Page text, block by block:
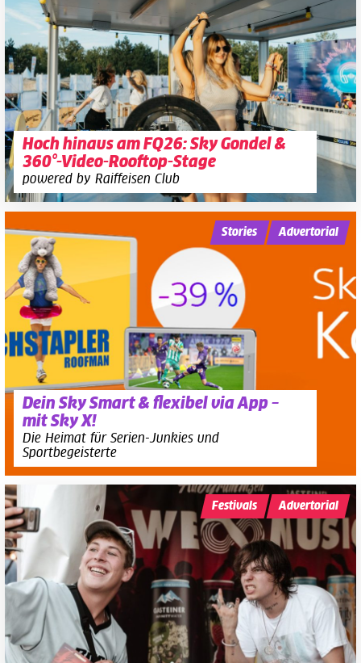
Hoch hinaus am FQ26: Sky Gondel &
360°-Video-Rooftop-Stage
powered by Raiffeisen Club
Dein Sky Smart & flexibel via App –
mit Sky X!
Die Heimat für Serien-Junkies und
Sportbegeisterte
Stories Advertorial
Festivals Advertorial